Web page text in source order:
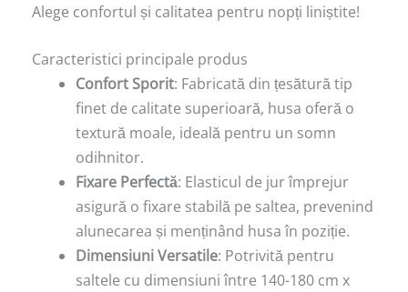
Alege confortul și calitatea pentru nopți liniștite!
Caracteristici principale produs
Confort Sporit: Fabricată din țesătură tip
finet de calitate superioară, husa oferă o
textură moale, ideală pentru un somn
odihnitor.
Fixare Perfectă: Elasticul de jur împrejur
asigură o fixare stabilă pe saltea, prevenind
alunecarea și menținând husa în poziție.
Dimensiuni Versatile: Potrivită pentru
saltele cu dimensiuni între 140-180 cm x